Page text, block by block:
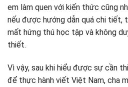
em làm quen với kiến ​​thức cũng
nếu được hướng dẫn quá chi tiết,
mất hứng thú học tập và không
thiết.
Vì vậy, sau khi hiểu được sự cần
để thực hành viết Việt Nam, cha